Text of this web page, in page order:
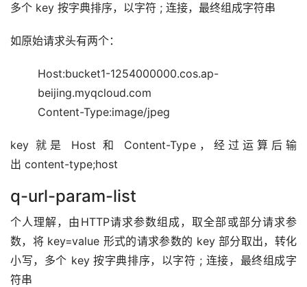
多个 key 按字典排序，以字符 ; 连接，最终组成字符串
如原始请求头有两个：
Host:bucket1-1254000000.cos.ap-
beijing.myqcloud.com
Content-Type:image/jpeg
key 就是 Host 和 Content-Type，经过运算后输
出 content-type;host
q-url-param-list
个人理解，由HTTP请求参数组成，取全部或部分请求参
数，将 key=value 形式的请求参数的 key 部分取出，转化
小写，多个 key 按字典排序，以字符 ; 连接，最终组成字
符串